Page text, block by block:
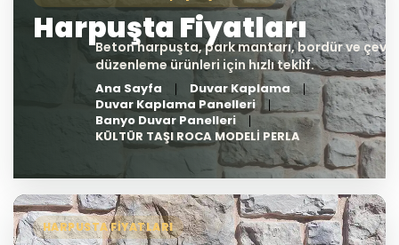
Ana Sayfa
Duvar Kaplama
Duvar Kaplama Panelleri
Banyo Duvar Panelleri
KÜLTÜR TAŞI ROCA MODELİ PERLA
HARPUSTA FIYATLARI